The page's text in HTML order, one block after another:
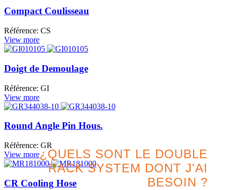
Compact Coulisseau
Référence: CS
View more
Doigt de Demoulage
Référence: GI
View more
Round Angle Pin Hous.
Référence: GR
View more
CR Cooling Hose
¿QUELS SONT LE DOUBLE
RACK SYSTEM DONT J'AI
BESOIN ?